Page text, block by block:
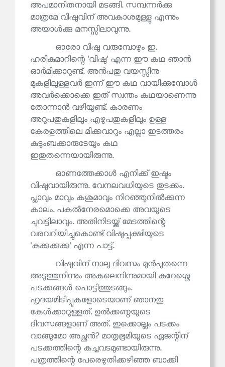
അപമാനിതനായി മടങ്ങി. സമ്പന്നർക്കു
മാത്രമേ വിഷുവിന് അവകാശമുള്ളു എന്നും
അയാൾക്കു മനസ്സിലാവുന്നു.
ഓരോ വിഷു വരുമ്പോഴും ഇ.
ഹരികുമാറിന്റെ 'വിഷു' എന്ന ഈ കഥ ഞാൻ
ഓർമിക്കാറുണ്ട്. അൻപതു വയസ്സിനു
മുകളിലുള്ളവർ ഇന്ന് ഈ കഥ വായിക്കുമ്പോൾ
അവർക്കൊക്കെ ഇത് സ്വന്തം കഥയാണെന്നു
തോന്നാൻ വഴിയുണ്ട്. കാരണം
അറുപതുകളിലും എഴുപതുകളിലും ഉള്ള
കേരളത്തിലെ മിക്കവാറും എല്ലാ ഇടത്തരം
കുടുംബക്കാരുടേയും കഥ
ഇതുതന്നെയായിരുന്നു.
ഓണത്തേക്കാൾ എനിക്ക് ഇഷ്ടം
വിഷുവായിരുന്നു. വേനലവധിയുടെ തുടക്കം.
പ്ലാവും മാവും കശുമാവും നിറഞ്ഞുനിൽക്കുന്ന
കാലം. പകൽനേരമൊക്കെ അവയുടെ
ചുവട്ടിലാവും. അതിനിടയ്ക്ക് മേടത്തിന്റെ
വരവറിയിച്ചുകൊണ്ട് വിഷുപ്പക്ഷിയുടെ
'കുക്കുക്കുക്കു' എന്ന പാട്ട്.
വിഷുവിന് നാലു ദിവസം മുൻപുതന്നെ
അടുത്തുനിന്നും അകലെനിന്നുമായി കുറേശ്ശെ
പടക്കങ്ങൾ പൊട്ടിത്തുടങ്ങും.
ഹൃദയമിടിപ്പുകളോടെയാണ് ഞാനതു
കേൾക്കാറുള്ളത്. ഉൽക്കണ്ഠയുടെ
ദിവസങ്ങളാണ് അത്. ഇക്കൊല്ലം പടക്കം
വാങ്ങുമോ അച്ഛൻ? മാതൃഭൂമിയുടെ ഏജന്റിന്
പടക്കത്തിന്റെ കച്ചവടമുണ്ടായിരുന്നു.
പത്രത്തിന്റെ പേരെഴുതിക്കഴിഞ്ഞ ബാക്കി